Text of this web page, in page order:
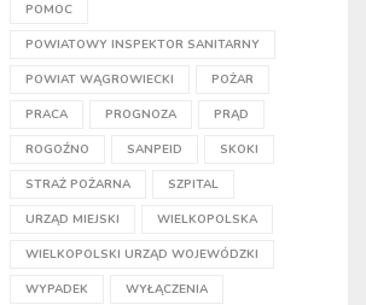
POMOC
POWIATOWY INSPEKTOR SANITARNY
POWIAT WĄGROWIECKI POŻAR
PRACA PROGNOZA PRĄD
ROGOŹNO SANPEID SKOKI
STRAŻ POŻARNA SZPITAL
URZĄD MIEJSKI WIELKOPOLSKA
WIELKOPOLSKI URZĄD WOJEWÓDZKI
WYPADEK WYŁĄCZENIA